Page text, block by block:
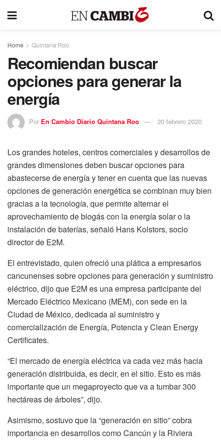
Home Quintana Roo
Recomiendan buscar
opciones para generar la
energía
Por En Cambio Diario Quintana Roo 20 febrero 2020
Los grandes hoteles, centros comerciales y desarrollos de
grandes dimensiones deben buscar opciones para
abastecerse de energía y tener en cuenta que las nuevas
opciones de generación energética se combinan muy bien
gracias a la tecnología, que permite alternar el
aprovechamiento de biogás con la energía solar o la
instalación de baterías, señaló Hans Kolstors, socio
director de E2M.
El entrevistado, quien ofreció una plática a empresarios
cancunenses sobre opciones para generación y suministro
eléctrico, dijo que E2M es una empresa participante del
Mercado Eléctrico Mexicano (MEM), con sede en la
Ciudad de México, dedicada al suministro y
comercialización de Energía, Potencia y Clean Energy
Certificates.
“El mercado de energía eléctrica va cada vez más hacia
generación distribuida, es decir, en el sitio. Esto es más
importante que un megaproyecto que va a tumbar 300
hectáreas de árboles”, dijo.
Asimismo, sostuvo que la “generación en sitio” cobra
importancia en desarrollos como Cancún y la Riviera